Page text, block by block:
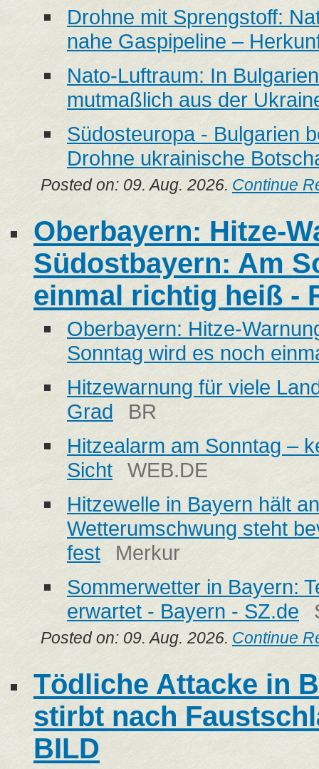
Drohne mit Sprengstoff:
nahe Gaspipeline –
Nato-Luftraum: In
mutmaßlich aus der
Südosteuropa - Bulgarien
Drohne ukrainische
Posted on: 09. Aug. 2026. Continue
Oberbayern: Hitze-
Südostbayern: Am
einmal richtig heiß -
Oberbayern: Hitze-
Sonntag wird es noch
Hitzewarnung für viele
Grad
BR
Hitzealarm am Sonntag –
Sicht
WEB.DE
Hitzewelle in Bayern hält
Wetterumschwung steht
fest
Merkur
Sommerwetter in Bayern:
erwartet - Bayern - SZ.de
Posted on: 09. Aug. 2026. Continue
Tödliche Attacke in
stirbt nach
BILD